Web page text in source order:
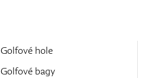
Golfové hole
Golfové bagy